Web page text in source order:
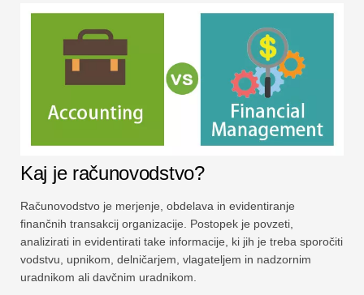
Kaj je računovodstvo?
Računovodstvo je merjenje, obdelava in evidentiranje
finančnih transakcij organizacije. Postopek je povzeti,
analizirati in evidentirati take informacije, ki jih je treba sporočiti
vodstvu, upnikom, delničarjem, vlagateljem in nadzornim
uradnikom ali davčnim uradnikom.